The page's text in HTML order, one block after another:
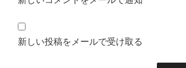
新しい投稿をメールで受け取る